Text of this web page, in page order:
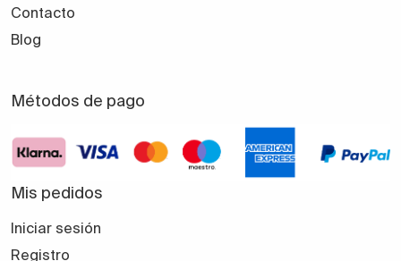
Contacto
Blog
Métodos de pago
Mis pedidos
Iniciar sesión
Registro